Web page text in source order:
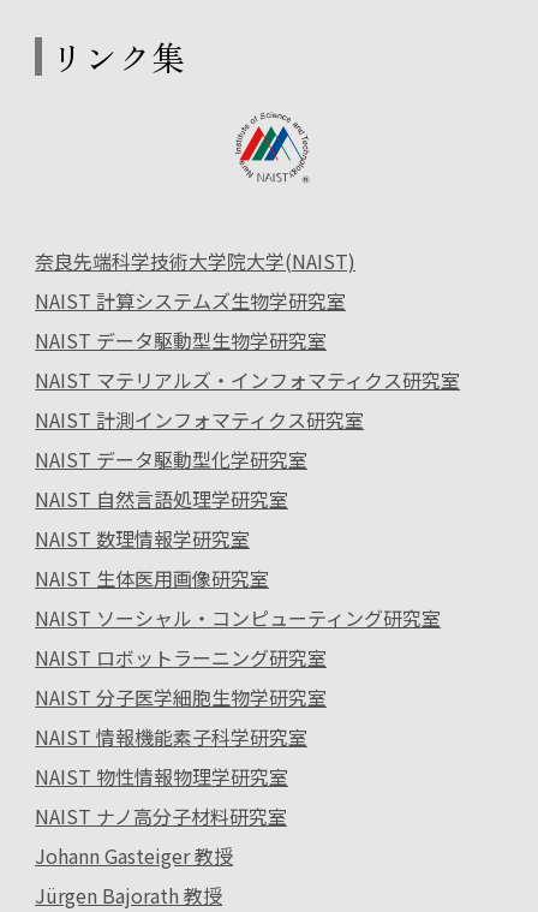
リンク集
奈良先端科学技術大学院大学(NAIST)
NAIST 計算システムズ生物学研究室
NAIST データ駆動型生物学研究室
NAIST マテリアルズ・インフォマティクス研究室
NAIST 計測インフォマティクス研究室
NAIST データ駆動型化学研究室
NAIST 自然言語処理学研究室
NAIST 数理情報学研究室
NAIST 生体医用画像研究室
NAIST ソーシャル・コンピューティング研究室
NAIST ロボットラーニング研究室
NAIST 分子医学細胞生物学研究室
NAIST 情報機能素子科学研究室
NAIST 物性情報物理学研究室
NAIST ナノ高分子材料研究室
Johann Gasteiger 教授
Jürgen Bajorath 教授